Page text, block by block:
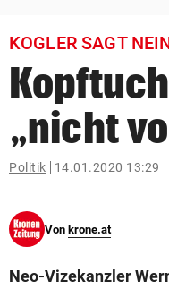
bookmark
search
Suchbegriff
eingeben
© Krone Multimedia
KOGLER SAGT
„nicht
Politik 14.01.2020 13:29
Von krone.at
Neo-Vizekanzler